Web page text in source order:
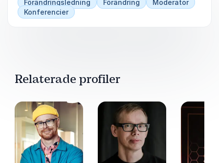
Förändringsledning
Förändring
Moderator
Konferencier
Relaterade profiler